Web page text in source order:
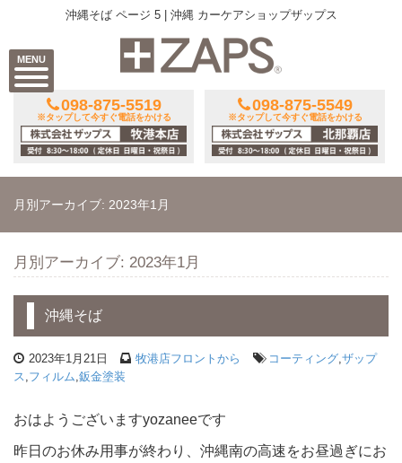
MENU
沖縄そば ページ 5 | 沖縄 カーケアショップザップス
098-875-5519
※タップして今すぐ電話をかける
098-875-5549
※タップして今すぐ電話をかける
月別アーカイブ: 2023年1月
月別アーカイブ: 2023年1月
沖縄そば
2023年1月21日 牧港店フロントから コーティング ザップ
ス フィルム 鈑金塗装
おはようございますyozaneeです
昨日のお休み用事が終わり、沖縄南の高速をお昼過ぎにお